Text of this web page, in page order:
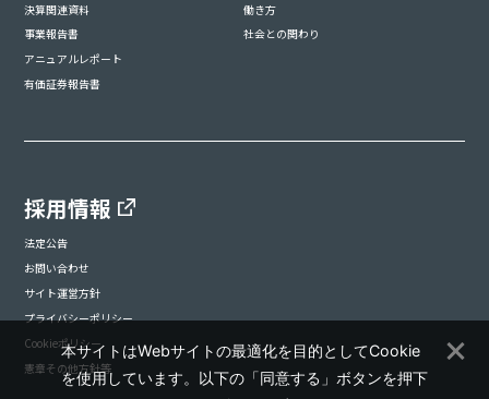
決算関連資料
事業報告書
アニュアルレポート
有価証券報告書
働き方
社会との関わり
採用情報
法定公告
お問い合わせ
サイト運営方針
プライバシーポリシー
Cookieポリシー
憲章その他方針等
本サイトはWebサイトの最適化を目的としてCookie
を使用しています。以下の「同意する」ボタンを押下